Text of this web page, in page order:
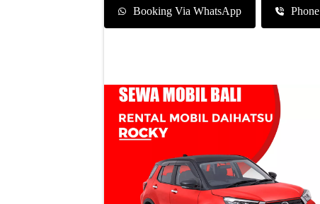
Booking Via WhatsApp Phone